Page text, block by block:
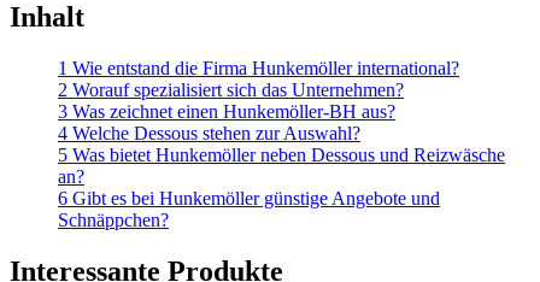
Inhalt
1 Wie entstand die Firma Hunkemöller international?
2 Worauf spezialisiert sich das Unternehmen?
3 Was zeichnet einen Hunkemöller-BH aus?
4 Welche Dessous stehen zur Auswahl?
5 Was bietet Hunkemöller neben Dessous und Reizwäsche
an?
6 Gibt es bei Hunkemöller günstige Angebote und
Schnäppchen?
Interessante Produkte